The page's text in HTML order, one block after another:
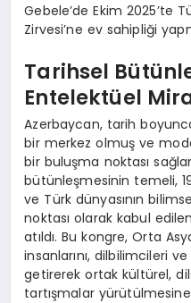
Gebele’de Ekim 2025’te
Zirvesi’ne ev sahipliği
Tarihsel
Entelektüel
Azerbaycan, tarih
bir merkez olmuş ve
bir buluşma noktası
bütünleşmesinin temeli,
ve Türk dünyasının
noktası olarak kabul
atıldı. Bu kongre, Orta
insanlarını, dilbilimcileri
getirerek ortak kültürel,
tartışmalar yürütülmesine